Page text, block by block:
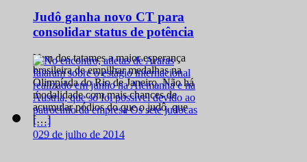
Judô ganha novo CT para
consolidar status de potência
Vem dos tatames a maior esperança
brasileira de empilhar medalhas na
Olimpíada do Rio de Janeiro. Não há
modalidade com mais chances de
acumular pódios do que o judô, que
[…]
029 de julho de 2014